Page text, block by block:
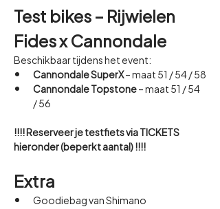
Test bikes – Rijwielen
Fides x Cannondale
Beschikbaar tijdens het event:
Cannondale SuperX – maat 51 / 54 / 58
Cannondale Topstone – maat 51 / 54
/ 56
!!!! Reserveer je testfiets via TICKETS
hieronder (beperkt aantal) !!!!
Extra
Goodiebag van Shimano